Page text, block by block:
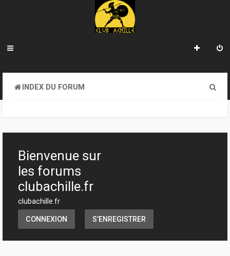
INDEX DU FORUM
h
Bienvenue sur
les forums
clubachille.fr
clubachille.fr
CONNEXION S’ENREGISTRER